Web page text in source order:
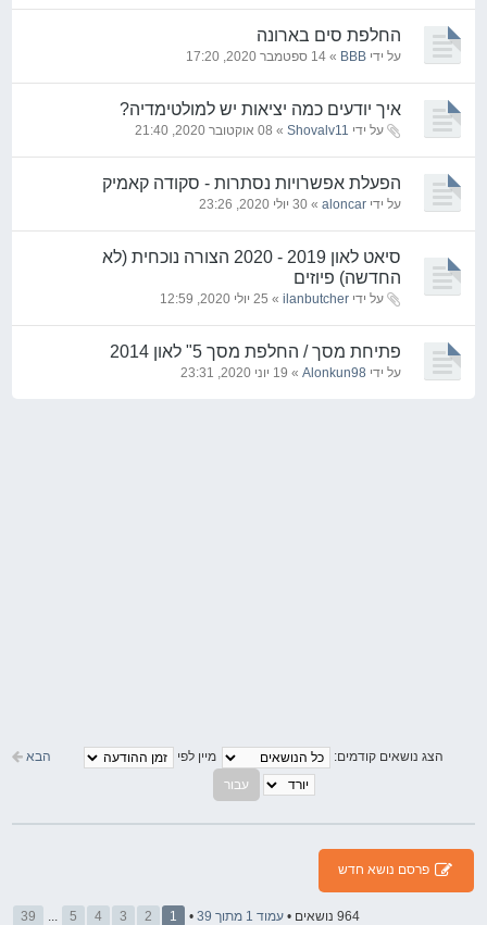
החלפת סים בארונה
על ידיBBB » 14 ספטמבר 2020, 17:20
איך יודעים כמה יציאות יש למולטימדיה?
על ידי Shovalv11 » 08 אוקטובר 2020, 21:40
הפעלת אפשרויות נסתרות - סקודה קאמיק
על ידיaloncar » 30 יולי 2020, 23:26
סיאט לאון 2019 - 2020 הצורה נוכחית (לא
החדשה) פיוזים
על ידיilanbutcher » 25 יולי 2020, 12:59
פתיחת מסך / החלפת מסך 5" לאון 2014
על ידי Alonkun98 » 19 יוני 2020, 23:31
הבא הצג נושאים קודמים: מיין לפי
פרסם נושא חדש
964 נושאים • עמוד 1 מתוך 39
•
1
2
3
4
5
...
39